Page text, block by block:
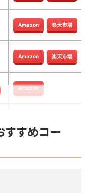
Amazon 楽天市場
Amazon 楽天市場
Amazon
すすめコー